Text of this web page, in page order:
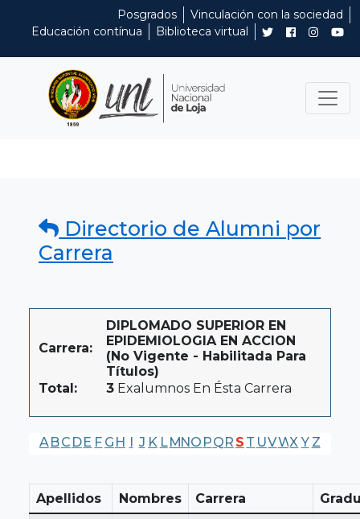
Posgrados
Vinculación con la sociedad
Educación contínua
Biblioteca virtual
Directorio de Alumni por
Carrera
Carrera:
DIPLOMADO SUPERIOR EN
EPIDEMIOLOGIA EN ACCION
(No Vigente - Habilitada Para
Títulos)
Total:
3 Exalumnos En Ésta Carrera
A BC DE F G H I J K LMNO PQR S T UVWX Y Z
Apellidos Nombres Carrera